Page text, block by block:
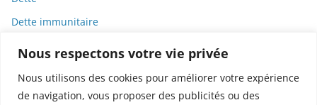
Nous respectons votre vie privée
Nous utilisons des cookies pour améliorer votre expérience
de navigation, vous proposer des publicités ou des
Dette immunitaire
Diabète